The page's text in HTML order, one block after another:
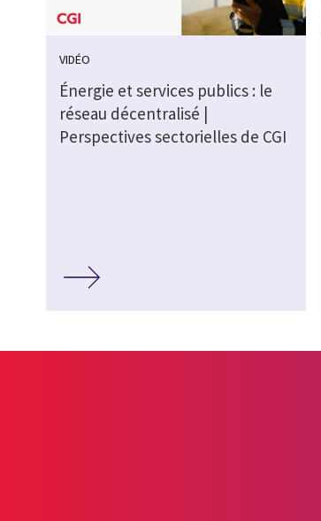
VIDÉO
Énergie et services publics : le
réseau décentralisé |
Perspectives sectorielles de CGI